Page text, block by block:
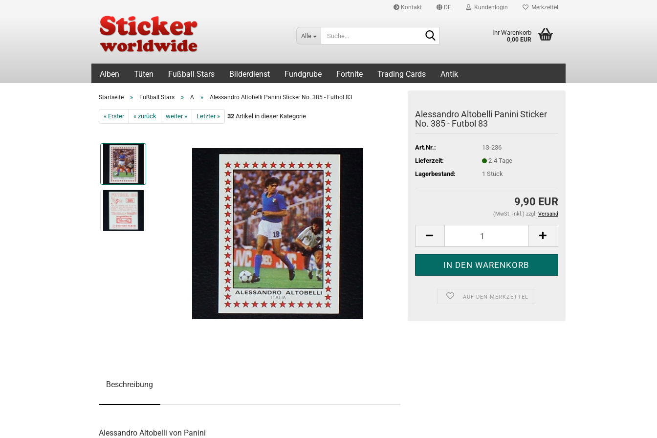
Kontakt DE Kundenlogin Merkzettel
Alle Ihr Warenkorb
0,00 EUR
Alben Tüten Fußball Stars Bilderdienst Fundgrube Fortnite Trading Cards Antik
Startseite » Fußball Stars » A » Alessandro Altobelli Panini Sticker No. 385 - Futbol 83
« Erster « zurück weiter » Letzter » 32 Artikel in dieser Kategorie
Alessandro Altobelli Panini Sticker
No. 385 - Futbol 83
Art.Nr.:
1S-236
Lieferzeit:
2-4 Tage
Lagerbestand:
1 Stück
9,90 EUR
(MwSt. inkl.) zzgl. Versand
AUF DEN MERKZETTEL
Beschreibung
Alessandro Altobelli von Panini